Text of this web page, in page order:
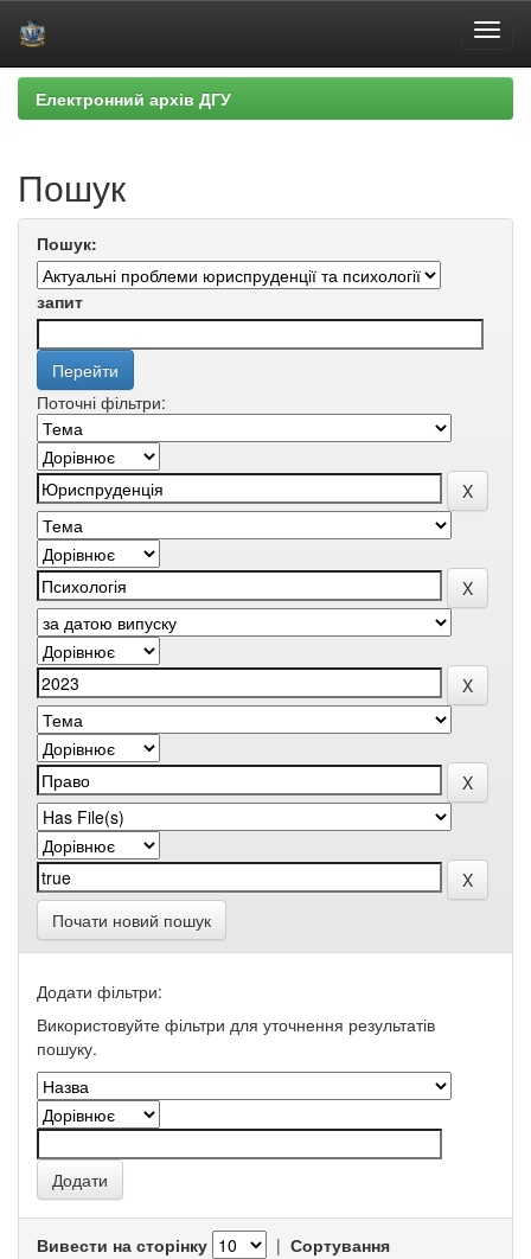
Skip
navigation
Електронний архів ДГУ
Пошук
Пошук:
запит
Поточні фільтри:
Почати новий пошук
Додати фільтри:
Використовуйте фільтри для уточнення результатів
пошуку.
Вивести на сторінку | Сортування